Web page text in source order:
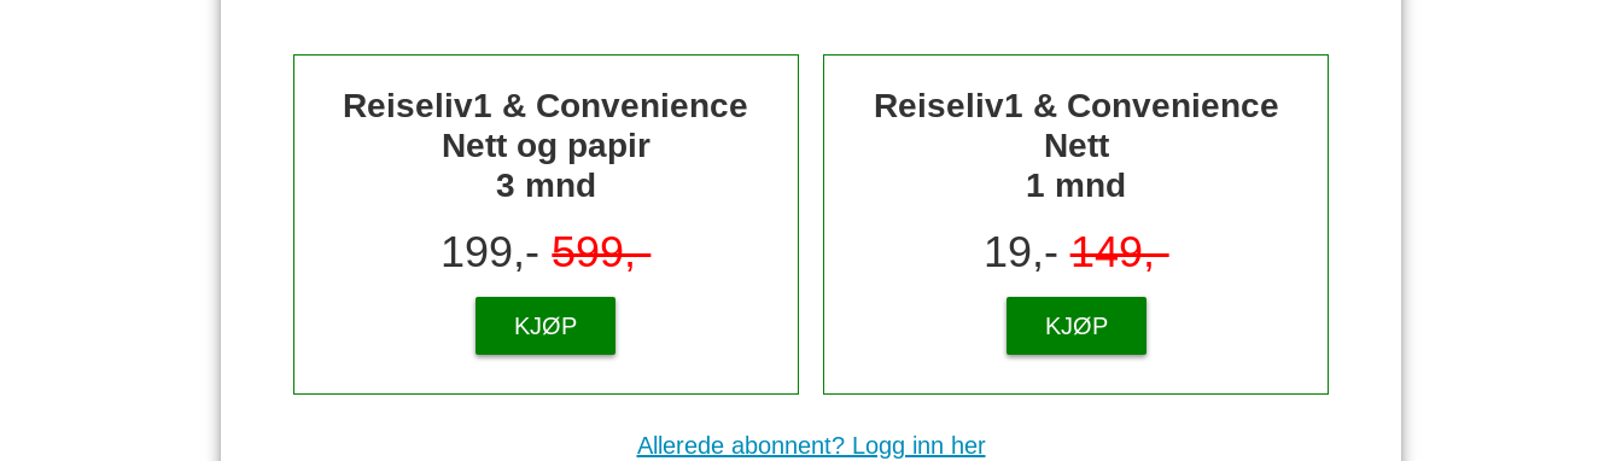
Reiseliv1 & Convenience
Nett og papir
3 mnd
199,-599,-
KJØP
Reiseliv1 & Convenience
Nett
1 mnd
19,-149,-
KJØP
Allerede abonnent? Logg inn her